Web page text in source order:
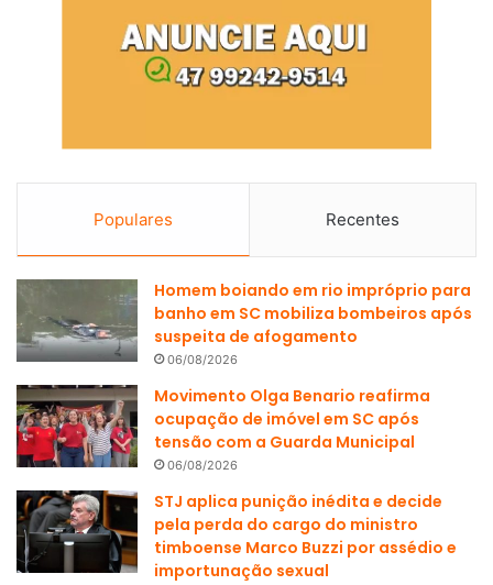
Populares Recentes
Homem boiando em rio impróprio para
banho em SC mobiliza bombeiros após
suspeita de afogamento
06/08/2026
Movimento Olga Benario reafirma
ocupação de imóvel em SC após
tensão com a Guarda Municipal
06/08/2026
STJ aplica punição inédita e decide
pela perda do cargo do ministro
timboense Marco Buzzi por assédio e
importunação sexual